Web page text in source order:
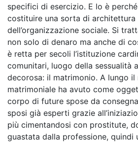
specifici di esercizio. E lo è
costituire una sorta di architettura
dell’organizzazione sociale. Si
non solo di denaro ma anche di
è retta per secoli l’istituzione
comunitari, luogo della sessualità
decorosa: il matrimonio. A lungo il
matrimoniale ha avuto come
corpo di future spose da
sposi già esperti grazie
più cimentandosi con prostitute,
guastata dalla professione, quindi